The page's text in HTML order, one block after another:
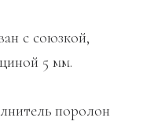
с союзкой,
5 мм.
поролон